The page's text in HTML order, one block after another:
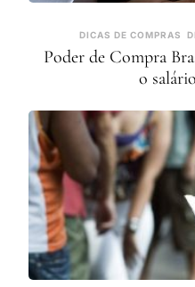
DICAS DE COMPRAS
Poder de Compra
o